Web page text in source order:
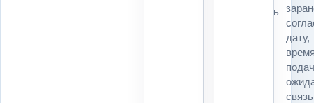
возможность
дату,
связь